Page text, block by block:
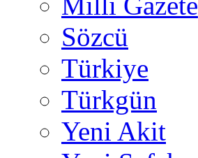
Sözcü
Türkiye
Türkgün
Yeni Akit